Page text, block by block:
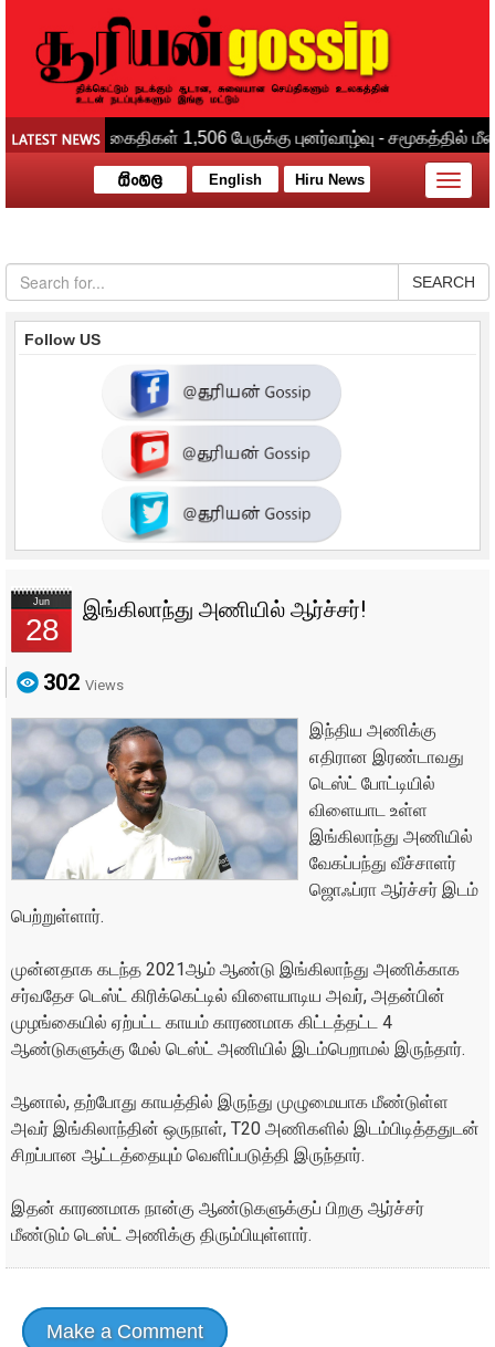
English Hiru News
Toggle
SEARCH
Follow US
Jun
28
இங்கிலாந்து அணியில் ஆர்ச்சர்!
302 Views
இந்திய அணிக்கு
எதிரான இரண்டாவது
டெஸ்ட் போட்டியில்
விளையாட உள்ள
இங்கிலாந்து அணியில்
வேகப்பந்து வீச்சாளர்
ஜொஃப்ரா ஆர்ச்சர் இடம்
பெற்றுள்ளார்.
முன்னதாக கடந்த 2021ஆம் ஆண்டு இங்கிலாந்து அணிக்காக
சர்வதேச டெஸ்ட் கிரிக்கெட்டில் விளையாடிய அவர், அதன்பின்
முழங்கையில் ஏற்பட்ட காயம் காரணமாக கிட்டத்தட்ட 4
ஆண்டுகளுக்கு மேல் டெஸ்ட் அணியில் இடம்பெறாமல் இருந்தார்.
ஆனால், தற்போது காயத்தில் இருந்து முழுமையாக மீண்டுள்ள
அவர் இங்கிலாந்தின் ஒருநாள், T20 அணிகளில் இடம்பிடித்ததுடன்
சிறப்பான ஆட்டத்தையும் வெளிப்படுத்தி இருந்தார்.
இதன் காரணமாக நான்கு ஆண்டுகளுக்குப் பிறகு ஆர்ச்சர்
மீண்டும் டெஸ்ட் அணிக்கு திரும்பியுள்ளார்.
Make a Comment